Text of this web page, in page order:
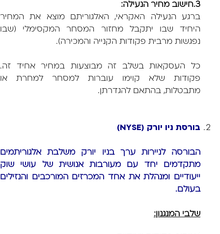
3.חישוב מחיר הנעילה:
ברגע הנעילה האקראי, האלגוריתם מוצא את המחיר
היחיד שבו יתקבל מחזור המסחר המקסימלי (שבו
נפגשות מרבית פקודות הקנייה והמכירה).
כל העסקאות בשלב זה מבוצעות במחיר אחיד זה.
פקודות שלא קוימו עוברות למסחר למחרת או
מתבטלות, בהתאם להגדרתן.
בורסת ניו יורק (NYSE)
הבורסה לניירות ערך בניו יורק משלבת אלגוריתמים
מתקדמים יחד עם מעורבות אנושית של עושי שוק
ייעודיים ומנהלת את אחד המכרזים המורכבים והנזילים
בעולם.
שלבי המנגנון: